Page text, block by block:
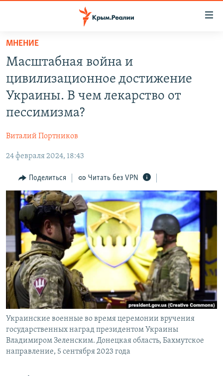
Вернуться
основному
содержанию
Вернутся
главной
Вернутся
КАРТА ВОЕННЫХ ОБЪЕКТОВ КРЫМА
ВОДА
ИНТЕРАКТИВ
ИНФОГРАФИКА
ТЕЛЕПРОЕКТ КРЫМ.РЕАЛИИ
СОВЕТЫ ПРАВОЗАЩИТНИКОВ
ПРОПАВШИЕ БЕЗ ВЕСТИ
ПОБЕДИТЕЛЕЙ НЕ СУДЯТ?
КРЫМ.НЕПОКОРЕННЫЙ
ELIFBE
УКРАИНСКАЯ ПРОБЛЕМА КРЫМА
РАДІО СВОБОДА
КАК ОБОЙТИ БЛОКИРОВКУ
Qırımtatar
ПРИСОЕДИНЯЙТЕСЬ!
Все сайты RFE/RL
МНЕНИЕ
Масштабная война и
цивилизационное достижение
Украины. В чем лекарство от
пессимизма?
Виталий Портников
24 февраля 2024, 18:43
Поделиться Читать без VPN
Украинские военные во время церемонии вручения
государственных наград президентом Украины
Владимиром Зеленским. Донецкая область, Бахмутское
направление, 5 сентября 2023 года